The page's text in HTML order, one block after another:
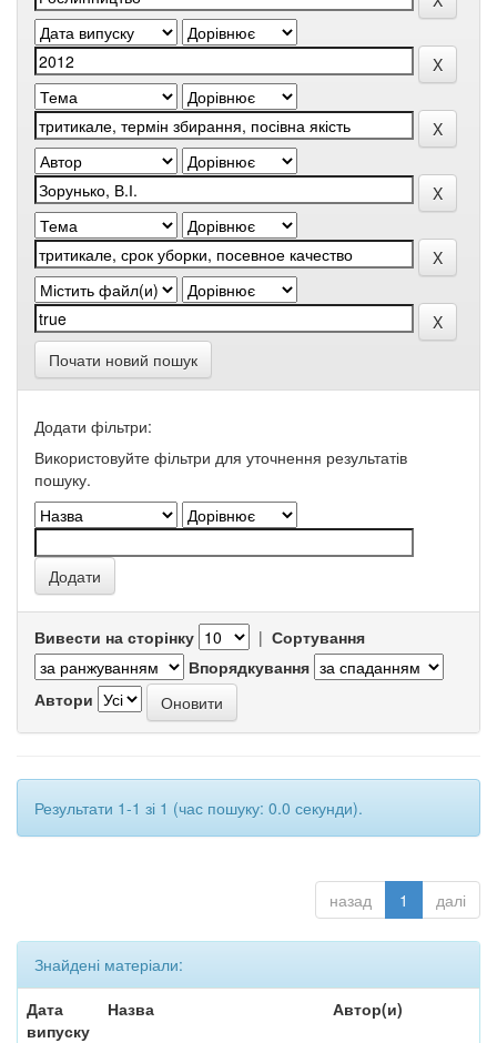
Почати новий пошук
Додати фільтри:
Використовуйте фільтри для уточнення результатів
пошуку.
Вивести на сторінку | Сортування
Впорядкування
Автори
Результати 1-1 зі 1 (час пошуку: 0.0 секунди).
назад 1 далі
Знайдені матеріали:
Дата
випуску
Назва Автор(и)